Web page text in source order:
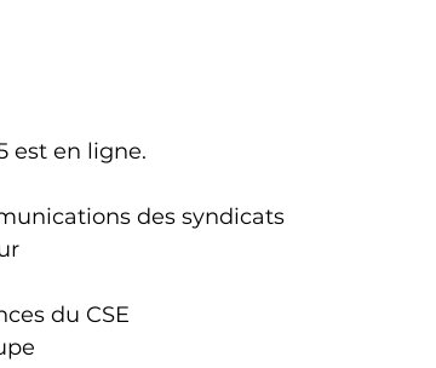
est en ligne.
des syndicats
du CSE